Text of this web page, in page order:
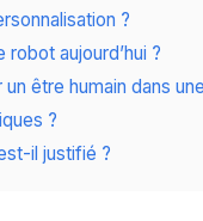
?
aujourd’hui ?
être humain dans
?
il justifié ?